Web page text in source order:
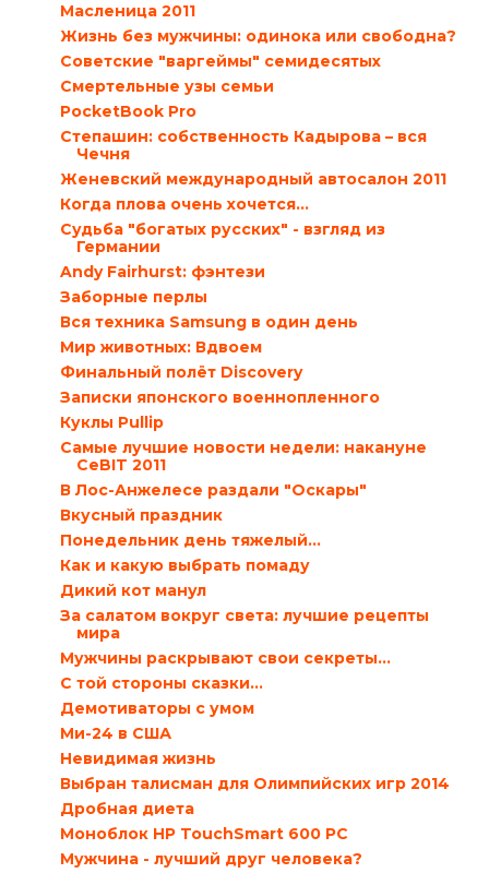
Масленица 2011
Жизнь без мужчины: одинока или свободна?
Советские "варгеймы" семидесятых
Смертельные узы семьи
PocketBook Pro
Степашин: собственность Кадырова – вся
Чечня
Женевский международный автосалон 2011
Когда плова очень хочется…
Судьба "богатых русских" - взгляд из
Германии
Andy Fairhurst: фэнтези
Заборные перлы
Вся техника Samsung в один день
Мир животных: Вдвоем
Финальный полёт Discovery
Записки японского военнопленного
Куклы Pullip
Самые лучшие новости недели: накануне
CeBIT 2011
В Лос-Анжелесе раздали "Оскары"
Вкусный праздник
Понедельник день тяжелый…
Как и какую выбрать помаду
Дикий кот манул
За салатом вокруг света: лучшие рецепты
мира
Мужчины раскрывают свои секреты…
С той стороны сказки…
Демотиваторы с умом
Ми-24 в США
Невидимая жизнь
Выбран талисман для Олимпийских игр 2014
Дробная диета
Моноблок HP TouchSmart 600 PC
Мужчина - лучший друг человека?